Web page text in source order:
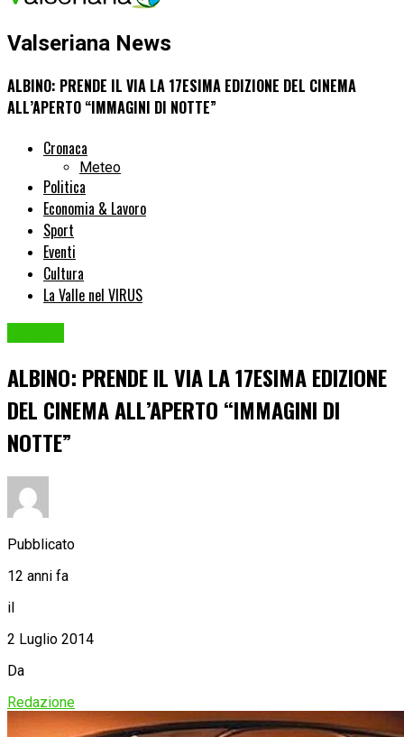
Valseriana News
ALBINO: PRENDE IL VIA LA 17ESIMA EDIZIONE DEL CINEMA
ALL’APERTO “IMMAGINI DI NOTTE”
Cronaca
Meteo
Politica
Economia & Lavoro
Sport
Eventi
Cultura
La Valle nel VIRUS
ALBINO: PRENDE IL VIA LA 17ESIMA EDIZIONE
DEL CINEMA ALL’APERTO “IMMAGINI DI
NOTTE”
Pubblicato
12 anni fa
il
2 Luglio 2014
Da
Redazione